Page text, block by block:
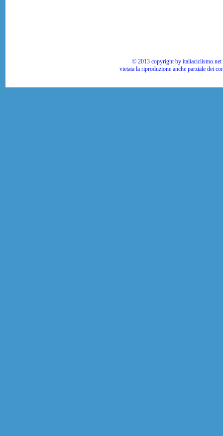
© 2013 copyright by
vietata la riproduzione anche parziale dei